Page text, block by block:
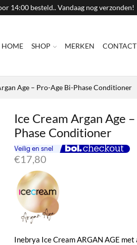
14:00 besteld.. Vandaag nog verzonden!
HOME SHOP MERKEN CONTACT
Age – Pro-Age Bi-Phase Conditioner
Ice Cream Argan Age
Phase Conditioner
€17,80
Inebrya Ice Cream ARGAN AGE